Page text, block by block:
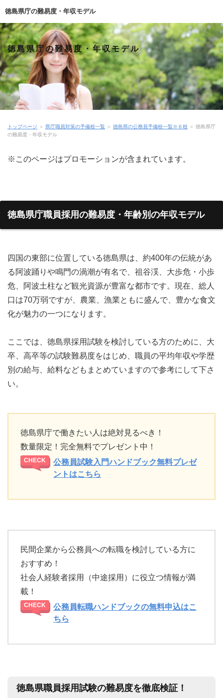
徳島県庁の難易度・年収モデル
徳島県庁の難易度・年収モデル
トップページ ＞ 県庁職員対策の予備校一覧 ＞ 徳島県の公務員予備校一覧※６校 ＞ 徳島県庁
の難易度・年収モデル
※このページはプロモーションが含まれています。
徳島県庁職員採用の難易度・年齢別の年収モデル
四国の東部に位置している徳島県は、約400年の伝統があ
る阿波踊りや鳴門の渦潮が有名で、祖谷渓、大歩危・小歩
危、阿波土柱など観光資源が豊富な都市です。現在、総人
口は70万弱ですが、農業、漁業ともに盛んで、豊かな食文
化が魅力の一つになります。
ここでは、徳島県採用試験を検討している方のために、大
卒、高卒等の試験難易度をはじめ、職員の平均年収や学歴
別の給与、給料などもまとめていますので参考にして下さ
い。
徳島県庁で働きたい人は絶対見るべき！
数量限定！完全無料でプレゼント中！
公務員試験入門ハンドブック無料プレゼ
ントはこちら
民間企業から公務員への転職を検討している方に
おすすめ！
社会人経験者採用（中途採用）に役立つ情報が満
載！
公務員転職ハンドブックの無料申込はこ
ちら
徳島県職員採用試験の難易度を徹底検証！